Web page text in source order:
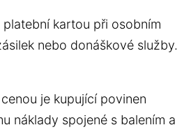
kartou při osobním
nebo donáškové služby.
je kupující povinen
náklady spojené s balením a